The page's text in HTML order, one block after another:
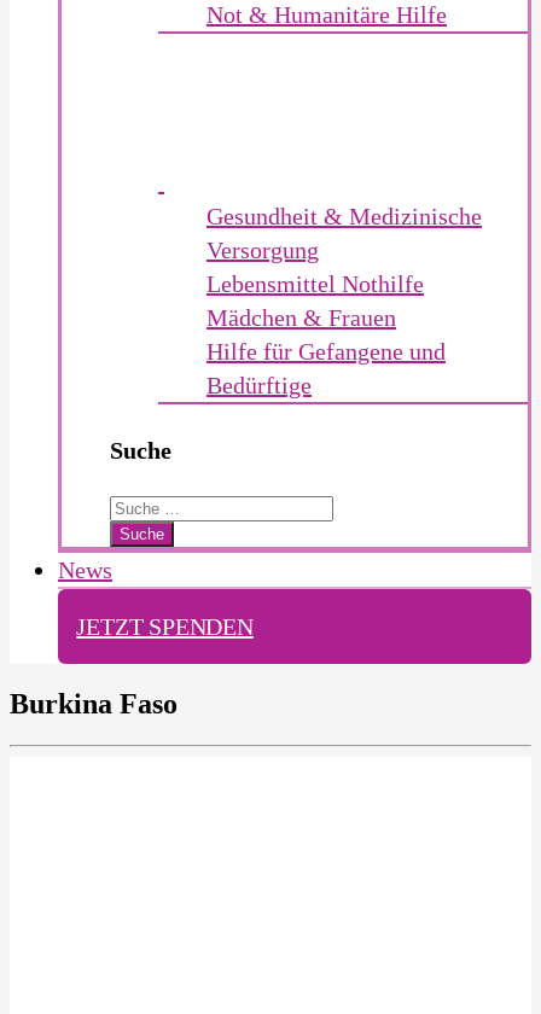
Not & Humanitäre Hilfe
Gesundheit & Medizinische
Versorgung
Lebensmittel Nothilfe
Mädchen & Frauen
Hilfe für Gefangene und
Bedürftige
Suche
Search
for:
News
JETZT SPENDEN
Burkina Faso